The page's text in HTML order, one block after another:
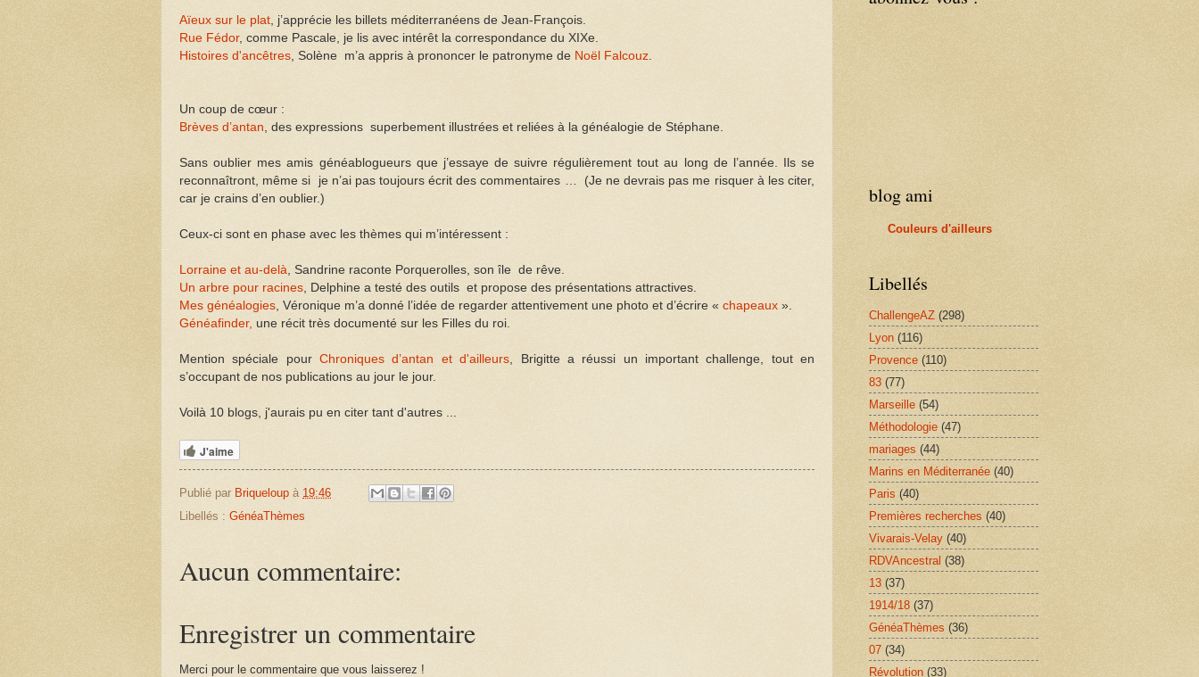
Aïeux sur le plat , j’apprécie les billets méditerranéens de Jean-François.
Rue Fédor, comme Pascale, je lis avec intérêt la correspondance du XIXe.
Histoires d'ancêtres , Solène m’a appris à prononcer le patronyme de Noël Falcouz
Un coup de cœur :
Brèves d’antan , des expressions superbement illustrées et reliées à la généalogie de Stéphane.
Sans oublier mes amis généablogueurs que j’essaye de suivre régulièrement tout au long de l’année. Ils se
reconnaîtront, même si
je n’ai pas toujours écrit des commentaires … (Je ne devrais pas me risquer à les citer,
car je crains d’en oublier.)
Ceux-ci sont en phase avec les thèmes qui m’intéressent :
Lorraine et au-delà , Sandrine raconte Porquerolles, son île de rêve.
Un arbre pour racines , Delphine a testé des outils et propose des présentations attractives.
Mes généalogies , Véronique m’a donné l’idée de regarder attentivement une photo et d’écrire « chapeaux ».
Généafinder, une récit très documenté sur les Filles du roi.
Mention spéciale pourChroniques d’antan et d'ailleurs , Brigitte a réussi un important challenge, tout en
s’occupant de nos publications au jour le jour.
Voilà 10 blogs, j'aurais pu en citer tant d'autres ...
J'aime
Publié par Briqueloup à 19:46
Libellés : GénéaThèmes
Aucun commentaire:
Enregistrer un commentaire
Merci pour le commentaire que vous laisserez !
blog ami
Couleurs d'ailleurs
Libellés
ChallengeAZ (298)
Lyon (116)
Provence (110)
83 (77)
Marseille (54)
Méthodologie (47)
mariages (44)
Marins en Méditerranée (40)
Paris (40)
Premières recherches (40)
Vivarais-Velay (40)
RDVAncestral (38)
13 (37)
1914/18 (37)
GénéaThèmes (36)
07 (34)
Révolution (33)